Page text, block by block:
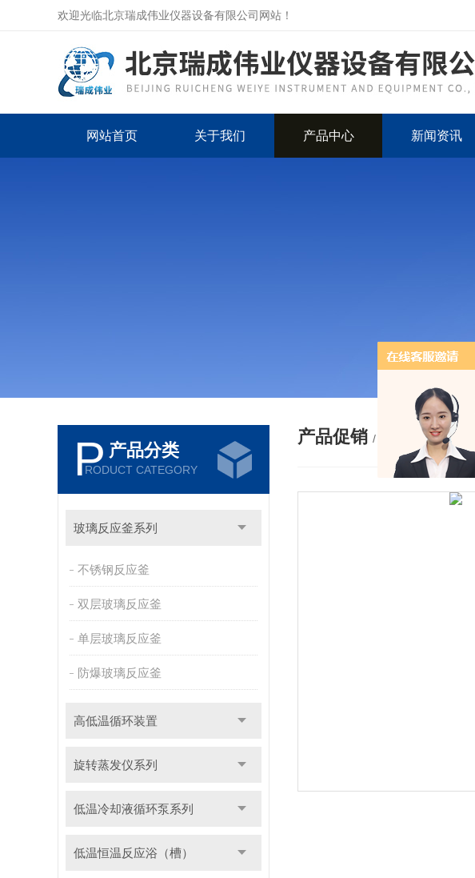
欢迎光临北京瑞成伟业仪器设备有限公司网站！
网站首页 关于我们 产品中心 新闻资讯
P 产品分类
RODUCT CATEGORY
玻璃反应釜系列
不锈钢反应釜
双层玻璃反应釜
单层玻璃反应釜
防爆玻璃反应釜
高低温循环装置
旋转蒸发仪系列
低温冷却液循环泵系列
低温恒温反应浴（槽）
产品促销 / PRODUCTS